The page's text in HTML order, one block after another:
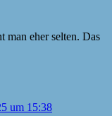
man eher selten. Das
um 15:38